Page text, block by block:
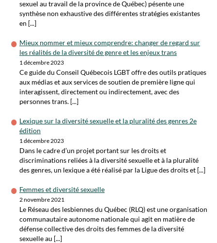
sexuel au travail de la province de Québec) pésente une
synthèse non exhaustive des différentes stratégies existantes
en [...]
Mieux nommer et mieux comprendre: changer de regard sur
les réalités de la diversité de genre et les enjeux trans
1 décembre 2023
Ce guide du Conseil Québecois LGBT offre des outils pratiques
aux médias et aux services de soutien de première ligne qui
interagissent, directement ou indirectement, avec des
personnes trans. [...]
Lexique sur la diversité sexuelle et la pluralité des genres 2e
édition
1 décembre 2023
Dans le cadre d’un projet portant sur les droits et
discriminations reliées à la diversité sexuelle et à la pluralité
des genres, un lexique a été réalisé par la Ligue des droits et [...]
Femmes et diversité sexuelle
2 novembre 2021
Le Réseau des lesbiennes du Québec (RLQ) est une organisation
communautaire autonome nationale qui agit en matière de
défense collective des droits des femmes de la diversité
sexuelle au [...]